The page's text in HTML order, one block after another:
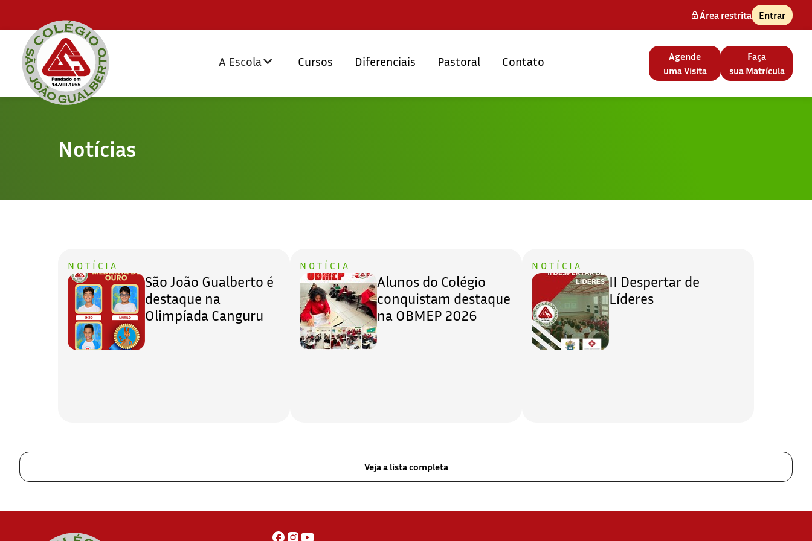
Área restrita Entrar
A Escola Cursos Diferenciais Pastoral Contato
Agende
uma Visita
Faça
sua Matrícula
Notícias
NOTÍCIA
São João Gualberto é
destaque na
Olimpíada Canguru
NOTÍCIA
Alunos do Colégio
conquistam destaque
na OBMEP 2026
NOTÍCIA
II Despertar de
Líderes
Veja a lista completa